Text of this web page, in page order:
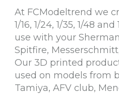
At FCModeltrend we
1/16, 1/24, 1/35, 1/48
use with your
Spitfire,
Our 3D printed
used on models from
Tamiya, AFV club,